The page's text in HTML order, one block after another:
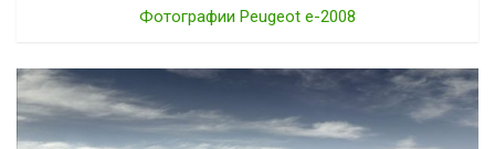
Фотографии Peugeot e-2008